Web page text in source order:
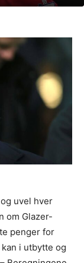
uvel hver
om Glazer-
penger for
i utbytte og